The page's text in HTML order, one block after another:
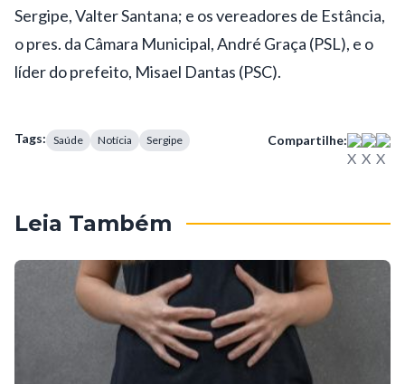
Sergipe, Valter Santana; e os vereadores de Estância,
o pres. da Câmara Municipal, André Graça (PSL), e o
líder do prefeito, Misael Dantas (PSC).
Tags: Saúde Notícia Sergipe Compartilhe:
Leia Também